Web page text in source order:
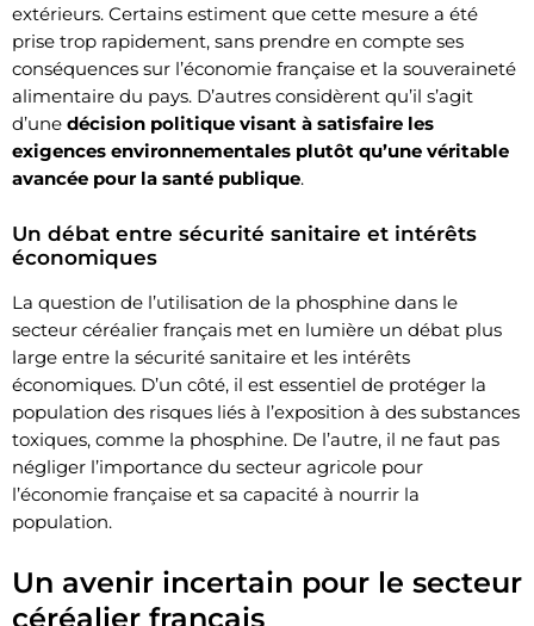
extérieurs. Certains estiment que cette mesure a été
prise trop rapidement, sans prendre en compte ses
conséquences sur l’économie française et la souveraineté
alimentaire du pays. D’autres considèrent qu’il s’agit
d’une décision politique visant à satisfaire les
exigences environnementales plutôt qu’une véritable
avancée pour la santé publique.
Un débat entre sécurité sanitaire et intérêts
économiques
La question de l’utilisation de la phosphine dans le
secteur céréalier français met en lumière un débat plus
large entre la sécurité sanitaire et les intérêts
économiques. D’un côté, il est essentiel de protéger la
population des risques liés à l’exposition à des substances
toxiques, comme la phosphine. De l’autre, il ne faut pas
négliger l’importance du secteur agricole pour
l’économie française et sa capacité à nourrir la
population.
Un avenir incertain pour le secteur
céréalier français